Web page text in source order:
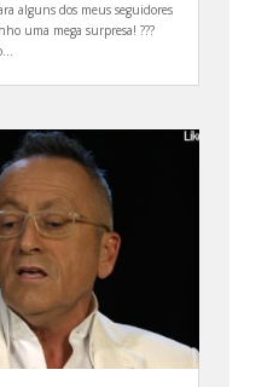
alguns dos meus seguidores
uma mega surpresa! ???